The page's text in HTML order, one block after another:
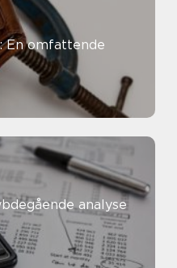
En omfattende
analyse